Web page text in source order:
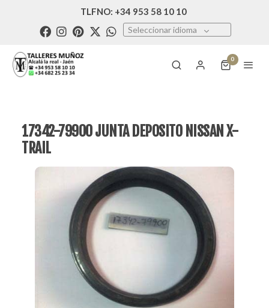
TLFNO: +34 953 58 10 10
Seleccionar idioma
0
17342-79900 JUNTA DEPOSITO NISSAN X-
TRAIL